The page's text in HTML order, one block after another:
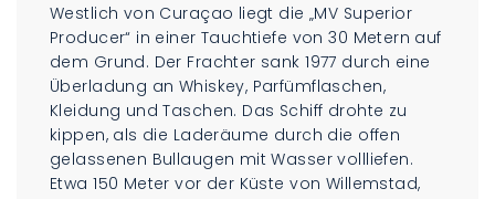
Westlich von Curaçao liegt die „MV Superior
Producer“ in einer Tauchtiefe von 30 Metern auf
dem Grund. Der Frachter sank 1977 durch eine
Überladung an Whiskey, Parfümflaschen,
Kleidung und Taschen. Das Schiff drohte zu
kippen, als die Laderäume durch die offen
gelassenen Bullaugen mit Wasser vollliefen.
Etwa 150 Meter vor der Küste von Willemstad,